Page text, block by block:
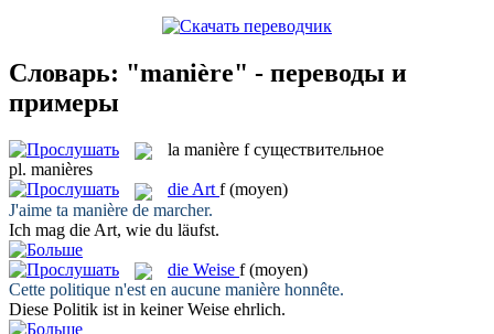
Словарь: "manière" - переводы и
примеры
la manière f существительное
pl. manières
die Art f (moyen)
J'aime ta manière de marcher.
Ich mag die Art, wie du läufst.
die Weise f (moyen)
Cette politique n'est en aucune manière honnête.
Diese Politik ist in keinerWeise ehrlich.